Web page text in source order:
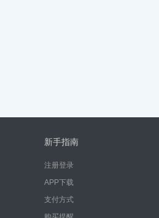
新手指南
注册登录
APP下载
支付方式